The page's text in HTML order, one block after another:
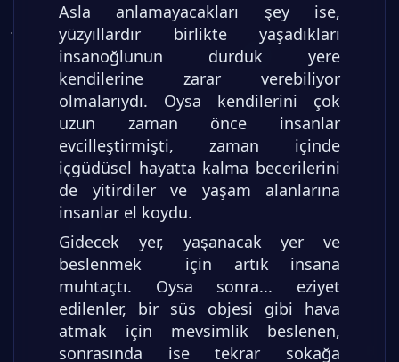
Asla anlamayacakları şey ise,
yüzyıllardır birlikte yaşadıkları
insanoğlunun durduk yere
kendilerine zarar verebiliyor
olmalarıydı. Oysa kendilerini çok
uzun zaman önce insanlar
evcilleştirmişti, zaman içinde
içgüdüsel hayatta kalma becerilerini
de yitirdiler ve yaşam alanlarına
insanlar el koydu.
Gidecek yer, yaşanacak yer ve
beslenmek için artık insana
muhtaçtı. Oysa sonra... eziyet
edilenler, bir süs objesi gibi hava
atmak için mevsimlik beslenen,
sonrasında ise tekrar sokağa